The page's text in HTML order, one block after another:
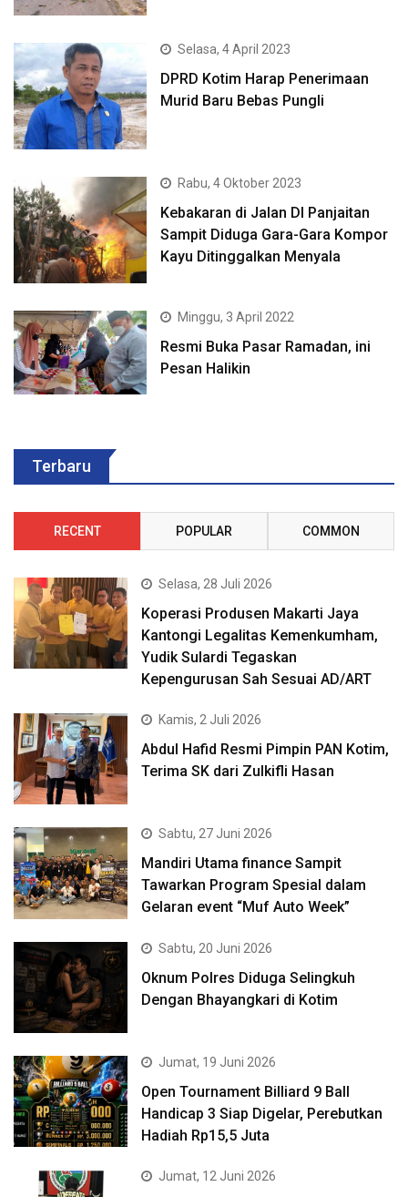
Selasa, 4 April 2023
DPRD Kotim Harap Penerimaan
Murid Baru Bebas Pungli
Rabu, 4 Oktober 2023
Kebakaran di Jalan DI Panjaitan
Sampit Diduga Gara-Gara Kompor
Kayu Ditinggalkan Menyala
Minggu, 3 April 2022
Resmi Buka Pasar Ramadan, ini
Pesan Halikin
Terbaru
RECENT POPULAR COMMON
Selasa, 28 Juli 2026
Koperasi Produsen Makarti Jaya
Kantongi Legalitas Kemenkumham,
Yudik Sulardi Tegaskan
Kepengurusan Sah Sesuai AD/ART
Kamis, 2 Juli 2026
Abdul Hafid Resmi Pimpin PAN Kotim,
Terima SK dari Zulkifli Hasan
Sabtu, 27 Juni 2026
Mandiri Utama finance Sampit
Tawarkan Program Spesial dalam
Gelaran event “Muf Auto Week”
Sabtu, 20 Juni 2026
Oknum Polres Diduga Selingkuh
Dengan Bhayangkari di Kotim
Jumat, 19 Juni 2026
Open Tournament Billiard 9 Ball
Handicap 3 Siap Digelar, Perebutkan
Hadiah Rp15,5 Juta
Jumat, 12 Juni 2026